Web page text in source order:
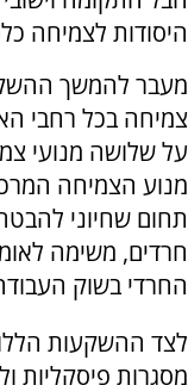
היסודות לצמיחה
מעבר להמשך
צמיחה בכל רחבי
על שלושה מנועי
מנוע הצמיחה
תחום שחיוני
חרדים, משימה
החרדי בשוק
לצד ההשקעות
מסגרות פיסקליות